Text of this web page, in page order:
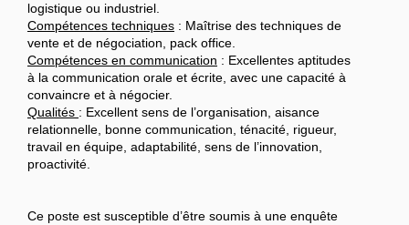
logistique ou industriel.
Compétences techniques : Maîtrise des techniques de
vente et de négociation, pack office.
Compétences en communication : Excellentes aptitudes
à la communication orale et écrite, avec une capacité à
convaincre et à négocier.
Qualités : Excellent sens de l’organisation, aisance
relationnelle, bonne communication, ténacité, rigueur,
travail en équipe, adaptabilité, sens de l’innovation,
proactivité.
Ce poste est susceptible d’être soumis à une enquête